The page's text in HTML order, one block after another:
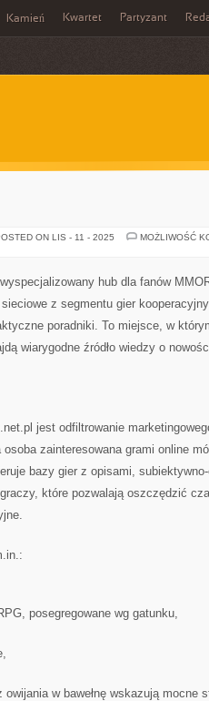
Kamień Kwartet Partyzant
ON LIS - 11 - 2025
MOŻLIWOŚĆ
hub dla fanów
z segmentu gier
poradniki. To miejsce, w
wiarygodne źródło wiedzy o
jest odfiltrowanie
zainteresowana grami online
bazy gier z opisami,
które pozwalają oszczędzić
posegregowane wg gatunku,
owijania w bawełnę wskazują mocne